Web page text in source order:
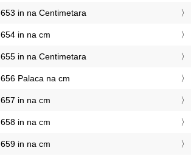
653 in na Centimetara
654 in na cm
655 in na Centimetara
656 Palaca na cm
657 in na cm
658 in na cm
659 in na cm